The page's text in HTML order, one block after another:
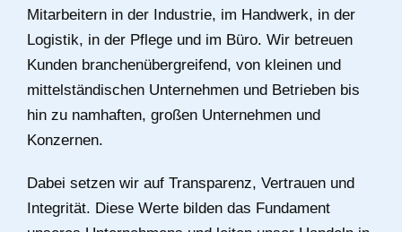
Mitarbeitern in der Industrie, im Handwerk, in der
Logistik, in der Pflege und im Büro. Wir betreuen
Kunden branchenübergreifend, von kleinen und
mittelständischen Unternehmen und Betrieben bis
hin zu namhaften, großen Unternehmen und
Konzernen.
Dabei setzen wir auf Transparenz, Vertrauen und
Integrität. Diese Werte bilden das Fundament